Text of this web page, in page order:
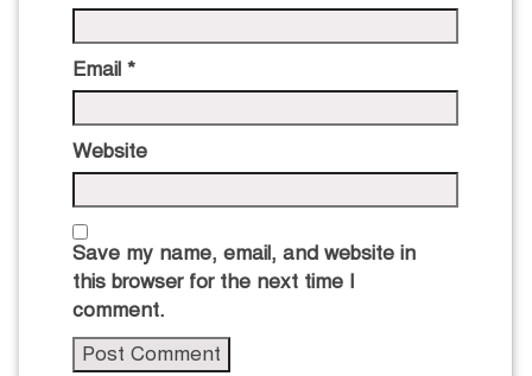
Email *
Website
Save my name, email, and website in
this browser for the next time I
comment.